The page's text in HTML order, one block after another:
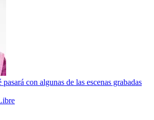
con algunas de las escenas grabadas